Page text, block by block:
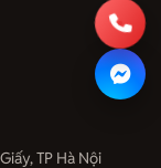
TP Hà Nội